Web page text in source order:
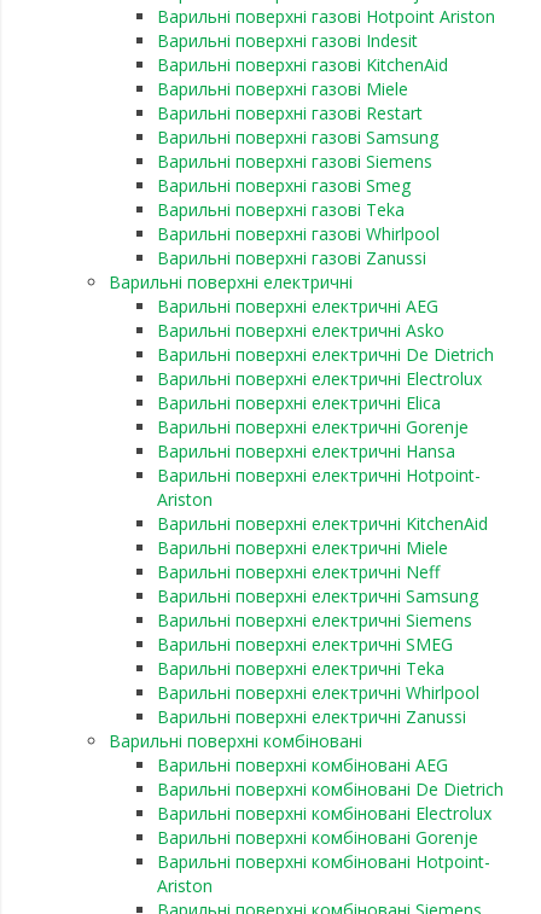
Варильні поверхні газові Hotpoint Ariston
Варильні поверхні газові Indesit
Варильні поверхні газові KitchenAid
Варильні поверхні газові Miele
Варильні поверхні газові Restart
Варильні поверхні газові Samsung
Варильні поверхні газові Siemens
Варильні поверхні газові Smeg
Варильні поверхні газові Teka
Варильні поверхні газові Whirlpool
Варильні поверхні газові Zanussi
Варильні поверхні електричні
Варильні поверхні електричні AEG
Варильні поверхні електричні Asko
Варильні поверхні електричні De Dietrich
Варильні поверхні електричні Electrolux
Варильні поверхні електричні Elica
Варильні поверхні електричні Gorenje
Варильні поверхні електричні Hansa
Варильні поверхні електричні Hotpoint-
Ariston
Варильні поверхні електричні KitchenAid
Варильні поверхні електричні Miele
Варильні поверхні електричні Neff
Варильні поверхні електричні Samsung
Варильні поверхні електричні Siemens
Варильні поверхні електричні SMEG
Варильні поверхні електричні Teka
Варильні поверхні електричні Whirlpool
Варильні поверхні електричні Zanussi
Варильні поверхні комбіновані
Варильні поверхні комбіновані AEG
Варильні поверхні комбіновані De Dietrich
Варильні поверхні комбіновані Electrolux
Варильні поверхні комбіновані Gorenje
Варильні поверхні комбіновані Hotpoint-
Ariston